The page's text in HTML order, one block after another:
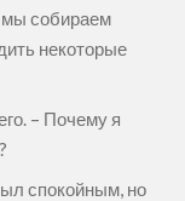
мы собираем
некоторые
– Почему я
спокойным, но